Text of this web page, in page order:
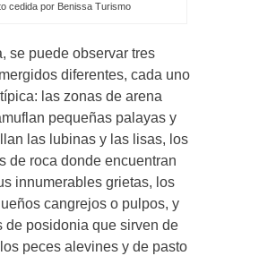
cedida por Benissa Turismo
se puede observar tres
diferentes, cada uno
las zonas de arena
pequeñas palayas y
las lubinas y las lisas, los
de roca donde encuentran
innumerables grietas, los
cangrejos o pulpos, y
de posidonia que sirven de
peces alevines y de pasto